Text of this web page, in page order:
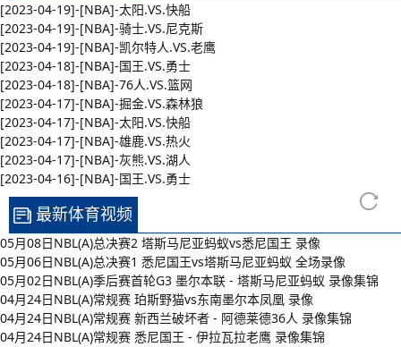
[2023-04-19]-[NBA]-太阳.VS.快船
[2023-04-19]-[NBA]-骑士.VS.尼克斯
[2023-04-19]-[NBA]-凯尔特人.VS.老鹰
[2023-04-18]-[NBA]-国王.VS.勇士
[2023-04-18]-[NBA]-76人.VS.篮网
[2023-04-17]-[NBA]-掘金.VS.森林狼
[2023-04-17]-[NBA]-太阳.VS.快船
[2023-04-17]-[NBA]-雄鹿.VS.热火
[2023-04-17]-[NBA]-灰熊.VS.湖人
[2023-04-16]-[NBA]-国王.VS.勇士
最新体育视频
05月08日NBL(A)总决赛2 塔斯马尼亚蚂蚁vs悉尼国王 录像
05月06日NBL(A)总决赛1 悉尼国王vs塔斯马尼亚蚂蚁 全场录像
05月02日NBL(A)季后赛首轮G3 墨尔本联 - 塔斯马尼亚蚂蚁 录像集锦
04月24日NBL(A)常规赛 珀斯野猫vs东南墨尔本凤凰 录像
04月24日NBL(A)常规赛 新西兰破坏者 - 阿德莱德36人 录像集锦
04月24日NBL(A)常规赛 悉尼国王 - 伊拉瓦拉老鹰 录像集锦